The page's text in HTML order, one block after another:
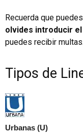
Recuerda que
olvides introducir
puedes recibir multas.
Tipos de
Urbanas (U)